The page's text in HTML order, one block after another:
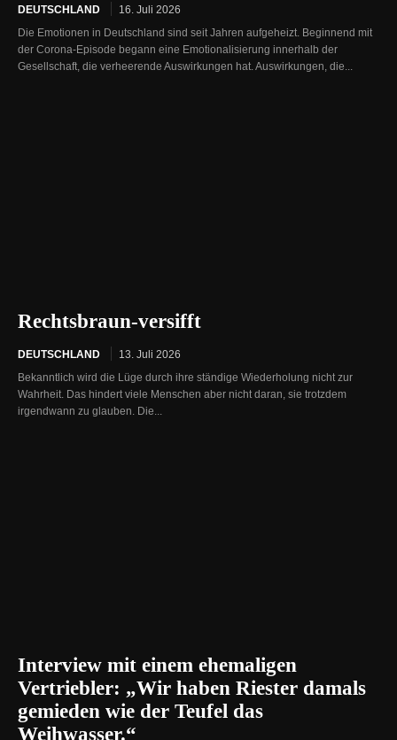
DEUTSCHLAND
16. Juli 2026
Die Emotionen in Deutschland sind seit Jahren aufgeheizt. Beginnend mit
der Corona-Episode begann eine Emotionalisierung innerhalb der
Gesellschaft, die verheerende Auswirkungen hat. Auswirkungen, die...
Rechtsbraun-versifft
DEUTSCHLAND
13. Juli 2026
Bekanntlich wird die Lüge durch ihre ständige Wiederholung nicht zur
Wahrheit. Das hindert viele Menschen aber nicht daran, sie trotzdem
irgendwann zu glauben. Die...
Interview mit einem ehemaligen
Vertriebler: „Wir haben Riester damals
gemieden wie der Teufel das
Weihwasser.“